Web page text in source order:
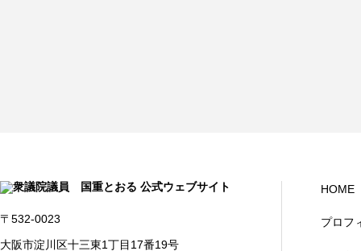
〒532-0023
大阪市淀川区十三東1丁目17番19号
HOME
プロフ